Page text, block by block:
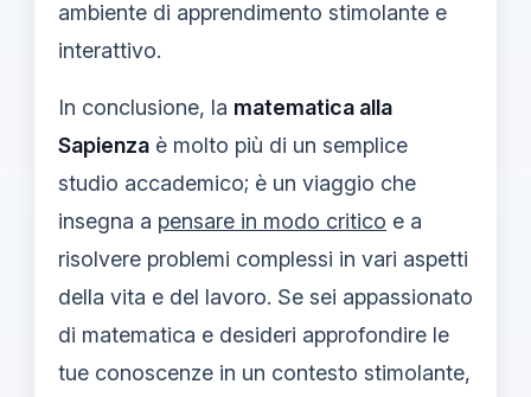
ambiente di apprendimento stimolante e
interattivo.
In conclusione, la matematica alla
Sapienza è molto più di un semplice
studio accademico; è un viaggio che
insegna a pensare in modo critico e a
risolvere problemi complessi in vari aspetti
della vita e del lavoro. Se sei appassionato
di matematica e desideri approfondire le
tue conoscenze in un contesto stimolante,